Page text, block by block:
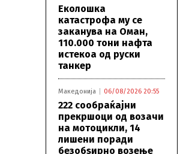
Еколошка
катастрофа му се
заканува на Оман,
110.000 тони нафта
истекоа од руски
танкер
Македонија 06/08/2026 20:55
222 сообраќајни
прекршоци од возачи
на мотоцикли, 14
лишени поради
безобѕирно возење